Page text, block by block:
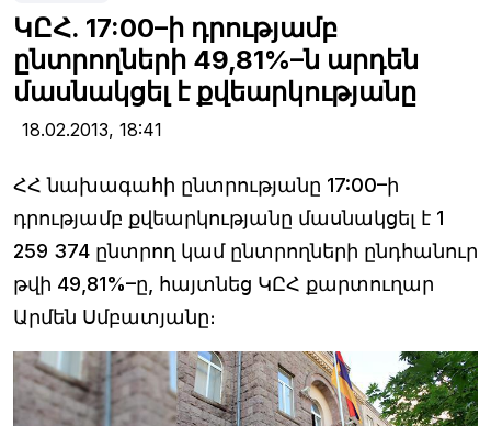
ԿԸՀ. 17:00–ի դրությամբ
ընտրողների 49,81%–ն արդեն
մասնակցել է քվեարկությանը
18.02.2013, 18:41
ՀՀ նախագահի ընտրությանը 17:00–ի
դրությամբ քվեարկությանը մասնակցել է 1
259 374 ընտրող կամ ընտրողների ընդհանուր
թվի 49,81%–ը, հայտնեց ԿԸՀ քարտուղար
Արմեն Սմբատյանը։